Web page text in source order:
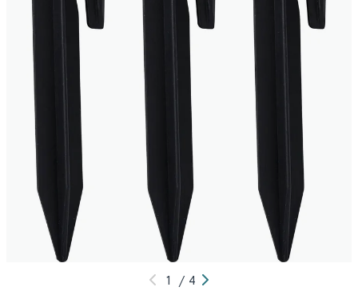
Grouw
robotgressklipper
300m² city
4 199
1-10 stk
Klikk & Hent
Grouw kabelsøker for
grenseledning til
robotgressklipper
709
1 / 4